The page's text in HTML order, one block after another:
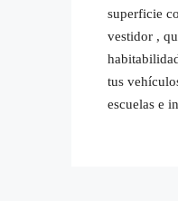
superficie
vestidor ,
tus
escuelas e